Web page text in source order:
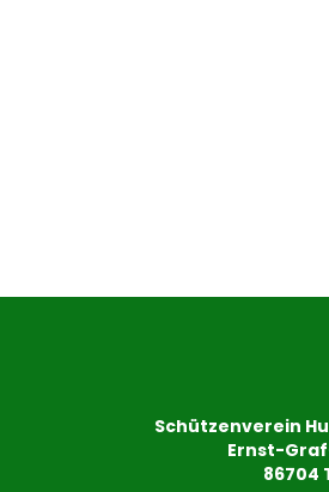
Schützenverein
Ernst-
86704